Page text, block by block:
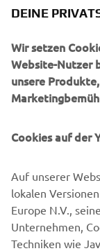
ungarischen
Restplätze.
Pannoniaring
Pannoniaring 14.
Red Bull Ring
DEINE
Wir setzen
Website-Nutzer
unsere
Cookies auf der
Auf unserer
lokalen
Europe N.V.,
Unternehmen,
Techniken wie